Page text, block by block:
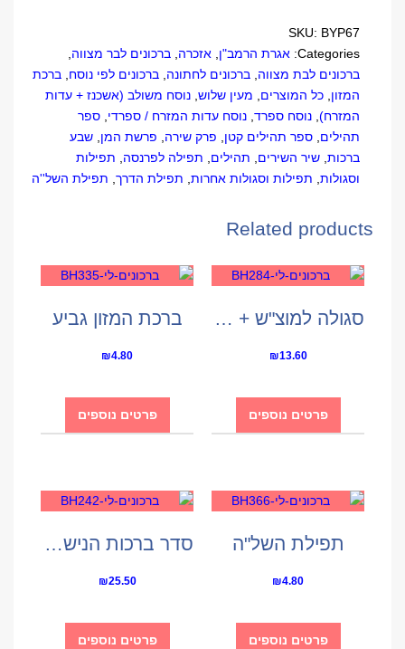
SKU:BYP67
Categories: אגרת הרמב"ן,אזכרה,ברכונים לבר מצווה,
ברכונים לבת מצווה,ברכונים לחתונה,ברכונים לפי נוסח,ברכת
,כל המוצרים,מעין שלוש ,נוסח משולב (אשכנז + עדות
המזרח),נוסח ספרד ,נוסח עדות המזרח / ספרדי,ספר
תהילים,ספר תהילים קטן, פרק שירה ,פרשת המן, שבע
ברכות,שיר השירים,תהילים,תפילה לפרנסה,תפילות
וסגולות,תפילות וסגולות אחרות,תפילת הדרך ,תפילת השל''ה
Related products
סגולה למוצ"ש + בשמים
₪
פרטים נוספים
ברכת המזון גביע
₪
פרטים נוספים
תפילת השל"ה
₪
פרטים נוספים
סדר ברכות הנישואין
₪
פרטים נוספים